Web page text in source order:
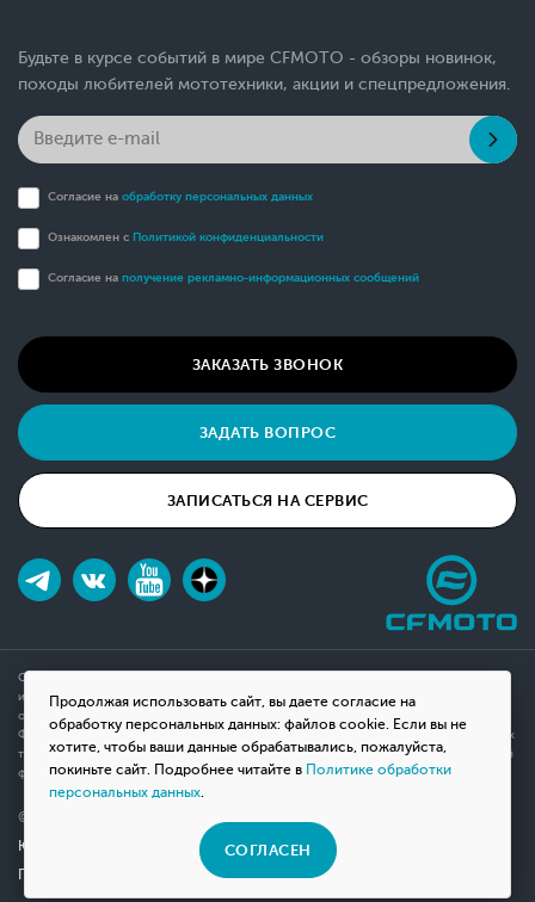
Продолжая использовать сайт, вы даете согласие на
обработку персональных данных: файлов cookie. Если вы не
хотите, чтобы ваши данные обрабатывались, пожалуйста,
покиньте сайт. Подробнее читайте в Политике обработки
персональных данных.
СОГЛАСЕН
Будьте в курсе событий в мире CFMOTO - обзоры новинок,
походы любителей мототехники, акции и спецпредложения.
Согласие на обработку персональных данных
Ознакомлен с Политикой конфиденциальности
Согласие на получение рекламно-информационных сообщений
ЗАКАЗАТЬ ЗВОНОК
ЗАДАТЬ ВОПРОС
ЗАПИСАТЬСЯ НА СЕРВИС
Обращаем ваше внимание на то, что данный интернет-сайт носит исключительно
информационный характер и ни при каких условиях не является публичной офертой,
определяемой положениями Статьи 437(2) Гражданского кодекса Российской
Федерации. Для получения подробной информации о наличии и стоимости указанных
товаров, пожалуйста, обращайтесь к менеджерам компании с помощью специальной
формы связи на сайте или по телефону.
© 2026 Мотосалон «ВНЕ ДОРОГ»
Юридическая информация
Политика конфиденциальности